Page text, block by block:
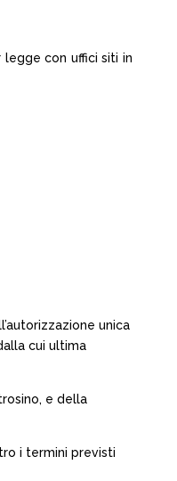
legge con uffici siti in
unica
cui ultima
e della
i termini previsti